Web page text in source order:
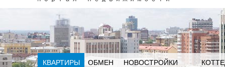
КВАРТИРЫ ОБМЕН НОВОСТРОЙКИ